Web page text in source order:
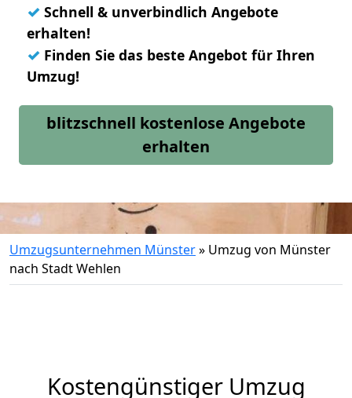
✓ Schnell & unverbindlich Angebote
erhalten!
✓ Finden Sie das beste Angebot für Ihren
Umzug!
blitzschnell kostenlose Angebote
erhalten
Umzugsunternehmen Münster» Umzug von Münster
nach Stadt Wehlen
Kostengünstiger Umzug